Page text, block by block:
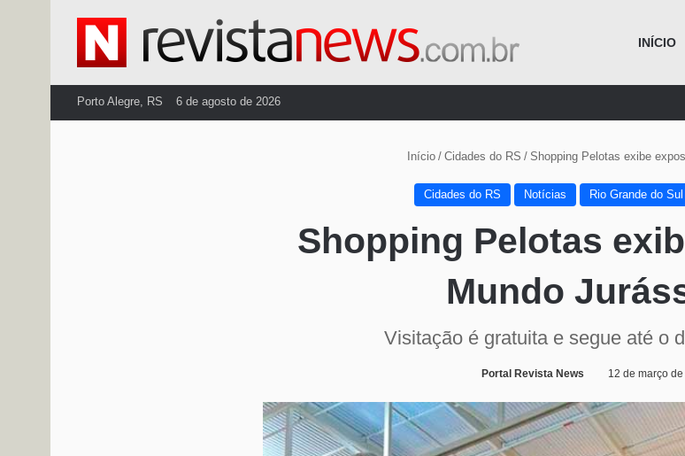
INÍCIO
Porto Alegre, RS 6 de agosto de 2026
Início / Cidades do RS / Shopping Pelotas exibe
Cidades do RS Notícias Rio Grande do Sul
Shopping Pelotas
Mundo
Visitação é gratuita e segue até o
Portal Revista News 12 de março